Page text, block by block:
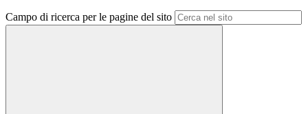
Campo di ricerca per le pagine del sito